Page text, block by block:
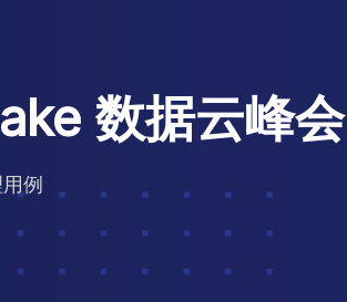
数据云峰会
例